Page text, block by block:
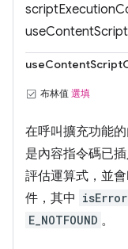
布林值 選填
在呼叫擴充功能
是內容指令碼已
評估運算式，並
件，其中 isError
E_NOTFOUND 。